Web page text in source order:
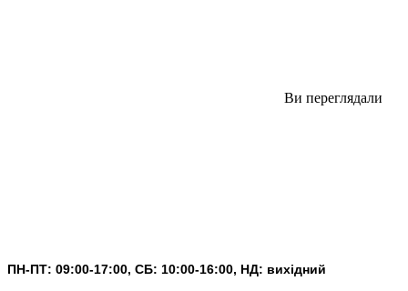
Ви переглядали
ПН-ПТ: 09:00-17:00, СБ: 10:00-16:00, НД: вихідний